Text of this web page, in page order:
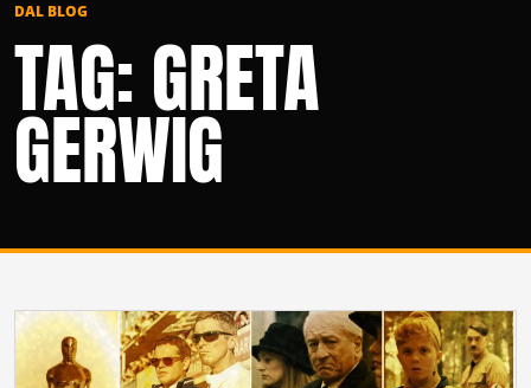
DAL BLOG
TAG: GRETA
GERWIG